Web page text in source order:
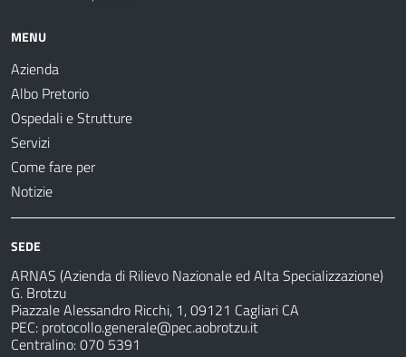
MENU
Azienda
Albo Pretorio
Ospedali e Strutture
Servizi
Come fare per
Notizie
SEDE
ARNAS (Azienda di Rilievo Nazionale ed Alta Specializzazione)
G. Brotzu
Piazzale Alessandro Ricchi, 1, 09121 Cagliari CA
PEC: protocollo.generale@pec.aobrotzu.it
Centralino: 070 5391